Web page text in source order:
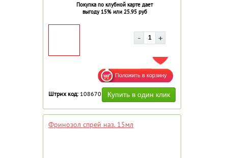
Покупка по клубной карте дает
выгоду 15% или 25.95 руб
ДОБАВИТЬ В ИЗБРАННОЕ
Штрих код: 108670
Фринозол спрей наз. 15мл